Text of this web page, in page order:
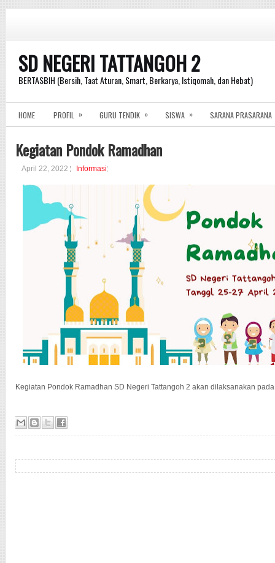
SD NEGERI TATTANGOH 2
BERTASBIH (Bersih, Taat Aturan, Smart, Berkarya, Istiqomah, dan Hebat)
HOME PROFIL » GURU TENDIK » SISWA » SARANA PRASARANA
Kegiatan Pondok Ramadhan
April 22, 2022 Informasi
Kegiatan Pondok Ramadhan SD Negeri Tattangoh 2 akan dilaksanakan